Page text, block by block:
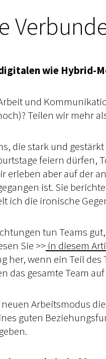
wie Hybrid-
und
Teilen wir mehr
die stark und
feiern dürfen,
erleben aber auf der
ist. Sie
ich die ironische
tun Teams
Sie >>in diesem
her, wenn ein Teil
das gesamte Team
Arbeitsmodus
guten